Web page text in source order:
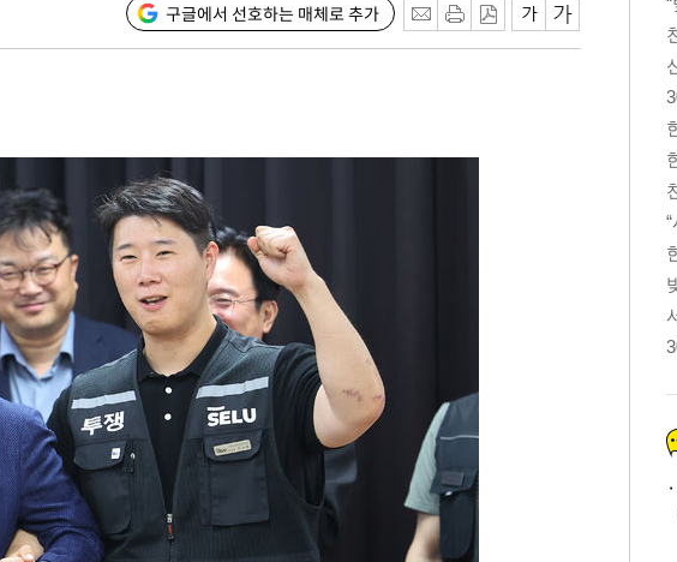
두차
후
수색
등 9곳
은 중
구글에서 선호하는 매체로 추가